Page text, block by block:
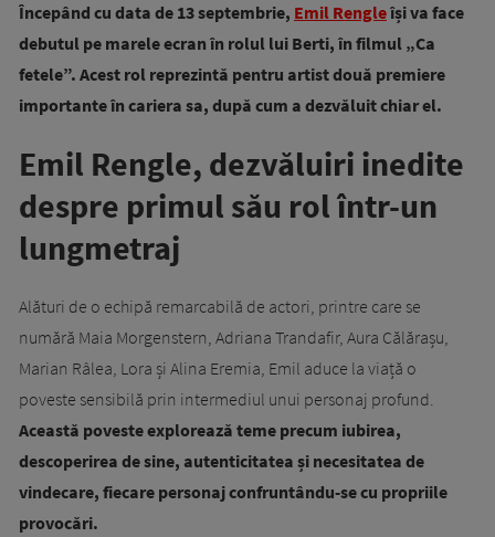
Începând cu data de 13 septembrie, Emil Rengleîși va face
debutul pe marele ecran în rolul lui Berti, în filmul „Ca
fetele”. Acest rol reprezintă pentru artist două premiere
importante în cariera sa, după cum a dezvăluit chiar el.
Emil Rengle, dezvăluiri inedite
despre primul său rol într-un
lungmetraj
Alături de o echipă remarcabilă de actori, printre care se
numără Maia Morgenstern, Adriana Trandafir, Aura Călărașu,
Marian Râlea, Lora și Alina Eremia, Emil aduce la viață o
poveste sensibilă prin intermediul unui personaj profund.
Această poveste explorează teme precum iubirea,
descoperirea de sine, autenticitatea și necesitatea de
vindecare, fiecare personaj confruntându-se cu propriile
provocări.